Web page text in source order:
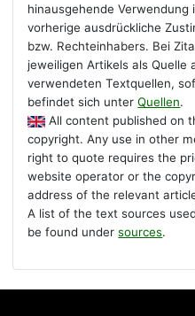
hinausgehende
vorherige ausdrückliche
bzw. Rechteinhabers. Bei
jeweiligen Artikels als Quelle
verwendeten Textquellen,
befindet sich unterQuellen.
All content published on
copyright. Any use in other
right to quote requires the
website operator or the
address of the relevant
A list of the text sources
be found undersources.